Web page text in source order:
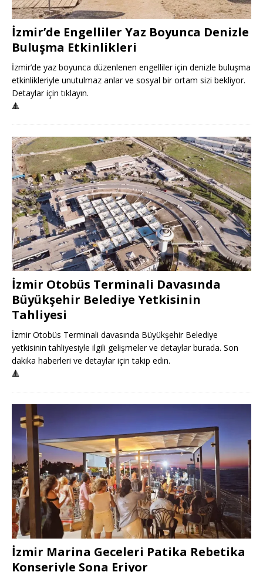
İzmir’de Engelliler Yaz Boyunca Denizle
Buluşma Etkinlikleri
İzmir’de yaz boyunca düzenlenen engelliler için denizle buluşma
etkinlikleriyle unutulmaz anlar ve sosyal bir ortam sizi bekliyor.
Detaylar için tıklayın.
🔺
İzmir Otobüs Terminali Davasında
Büyükşehir Belediye Yetkisinin
Tahliyesi
İzmir Otobüs Terminali davasında Büyükşehir Belediye
yetkisinin tahliyesiyle ilgili gelişmeler ve detaylar burada. Son
dakika haberleri ve detaylar için takip edin.
🔺
İzmir Marina Geceleri Patika Rebetika
Konseriyle Sona Eriyor